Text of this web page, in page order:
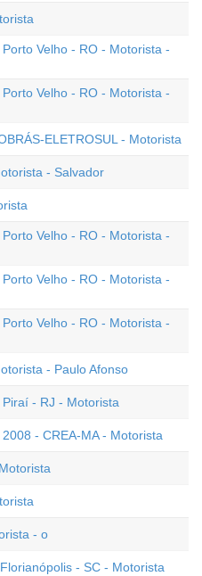
Velho - RO - Motorista -
Velho - RO - Motorista -
ELETROSUL - Motorista
- Salvador
Velho - RO - Motorista -
Velho - RO - Motorista -
Velho - RO - Motorista -
- Paulo Afonso
- RJ - Motorista
- CREA-MA - Motorista
- o
- SC - Motorista